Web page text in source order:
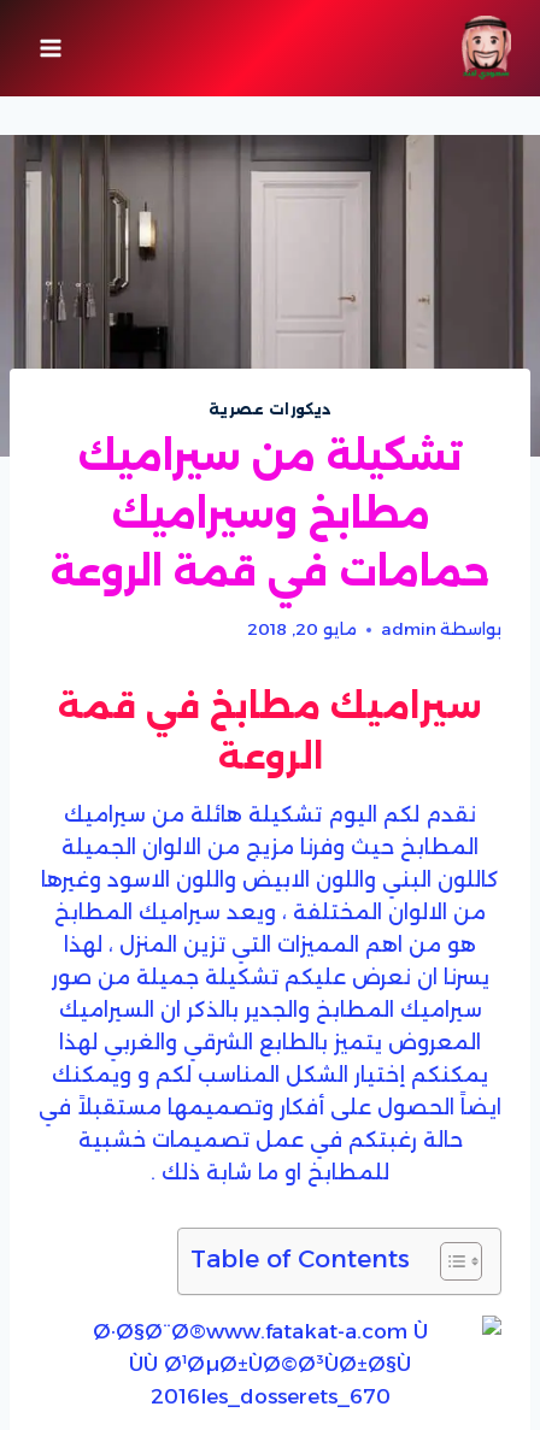
التجاوز
إلى
المحتوى
ديكورات عصرية
تشكيلة من سيراميك
مطابخ وسيراميك
حمامات في قمة الروعة
بواسطة admin مايو 20, 2018
سيراميك مطابخ في قمة
الروعة
نقدم لكم اليوم تشكيلة هائلة من سيراميك
المطابخ حيث وفرنا مزيج من الالوان الجميلة
كاللون البني واللون الابيض واللون الاسود وغيرها
من الالوان المختلفة ، ويعد سيراميك المطابخ
هو من اهم المميزات التي تزين المنزل ، لهذا
يسرنا ان نعرض عليكم تشكيلة جميلة من صور
سيراميك المطابخ والجدير بالذكر ان السيراميك
المعروض يتميز بالطابع الشرقي والغربي لهذا
يمكنكم إختيار الشكل المناسب لكم و ويمكنك
ايضاً الحصول على أفكار وتصميمها مستقبلاً في
حالة رغبتكم في عمل تصميمات خشبية
للمطابخ او ما شابة ذلك .
Table of Contents